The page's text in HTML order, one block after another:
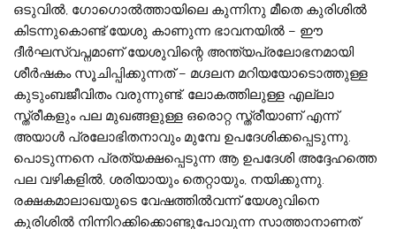
ഒടുവില്‍, ഗോഗൊല്‍ത്തായിലെ കുന്നിനു മീതെ കുരിശില്‍
കിടന്നുകൊണ്ട് യേശു കാണുന്ന ഭാവനയില്‍ – ഈ
ദീര്‍ഘസ്വപ്നമാണ് യേശുവിന്റെ അന്ത്യപ്രലോഭനമായി
ശീര്‍ഷകം സൂചിപ്പിക്കുന്നത് – മഗ്ദലന മറിയയോടൊത്തുള്ള
കുടുംബജീവിതം വരുന്നുണ്ട്. ലോകത്തിലുള്ള എല്ലാ
സ്ത്രീകളും പല മുഖങ്ങളുള്ള ഒരൊറ്റ സ്ത്രീയാണ് എന്ന്
അയാള്‍ പ്രലോഭിതനാവും മുമ്പേ ഉപദേശിക്കപ്പെടുന്നു.
പൊടുന്നനെ പ്രത്യക്ഷപ്പെടുന്ന ആ ഉപദേശി അദ്ദേഹത്തെ
പല വഴികളില്‍, ശരിയായും തെറ്റായും, നയിക്കുന്നു.
രക്ഷകമാലാഖയുടെ വേഷത്തില്‍വന്ന് യേശുവിനെ
കുരിശില്‍ നിന്നിറക്കിക്കൊണ്ടുപോവുന്ന സാത്താനാണത്